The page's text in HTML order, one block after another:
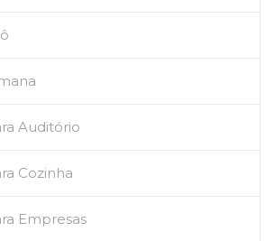
Auditório
Cozinha
Empresas